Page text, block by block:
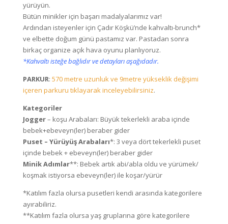
yürüyün.
Bütün minikler için başarı madalyalarımız var!
Ardından isteyenler için Çadır Köşkü’nde kahvaltı-brunch*
ve elbette doğum günü pastamız var. Pastadan sonra
birkaç organize açık hava oyunu planlıyoruz.
*Kahvaltı isteğe bağlıdır ve detayları aşağıdadır.
PARKUR: 570 metre uzunluk ve 9metre yükseklik değişimi
içeren parkuru tıklayarak inceleyebilirsiniz.
Kategoriler
Jogger– koşu Arabaları: Büyük tekerlekli araba içinde
bebek+ebeveyn(ler) beraber gider
Puset – Yürüyüş Arabaları*: 3 veya dört tekerlekli puset
içinde bebek + ebeveyn(ler) beraber gider
Minik Adımlar**: Bebek artık abi/abla oldu ve yürümek/
koşmak istiyorsa ebeveyn(ler) ile koşar/yürür
*Katılım fazla olursa pusetleri kendi arasında kategorilere
ayırabiliriz.
**Katılım fazla olursa yaş gruplarına göre kategorilere